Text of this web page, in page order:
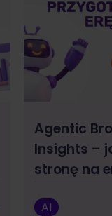
Agentic
Insights –
stronę na
AI